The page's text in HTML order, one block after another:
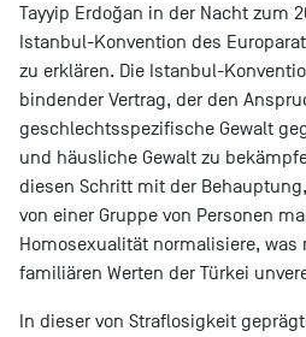
Tayyip Erdoğan in der Nacht zum
Istanbul-Konvention des
zu erklären. Die Istanbul-
bindender Vertrag, der den
geschlechtsspezifische Gewalt
und häusliche Gewalt zu
diesen Schritt mit der
von einer Gruppe von Personen
Homosexualität normalisiere,
familiären Werten der Türkei
In dieser von Straflosigkeit